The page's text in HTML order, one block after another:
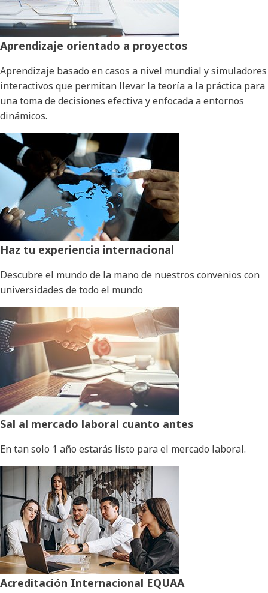
Aprendizaje orientado a proyectos
Aprendizaje basado en casos a nivel mundial y simuladores
interactivos que permitan llevar la teoría a la práctica para
una toma de decisiones efectiva y enfocada a entornos
dinámicos.
Haz tu experiencia internacional
Descubre el mundo de la mano de nuestros convenios con
universidades de todo el mundo
Sal al mercado laboral cuanto antes
En tan solo 1 año estarás listo para el mercado laboral.
Acreditación Internacional EQUAA